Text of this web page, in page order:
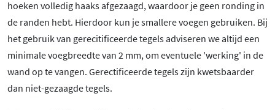
hoeken volledig haaks afgezaagd, waardoor je geen ronding in
de randen hebt. Hierdoor kun je smallere voegen gebruiken. Bij
het gebruik van gerecitificeerde tegels adviseren we altijd een
minimale voegbreedte van 2 mm, om eventuele 'werking' in de
wand op te vangen. Gerectificeerde tegels zijn kwetsbaarder
dan niet-gezaagde tegels.